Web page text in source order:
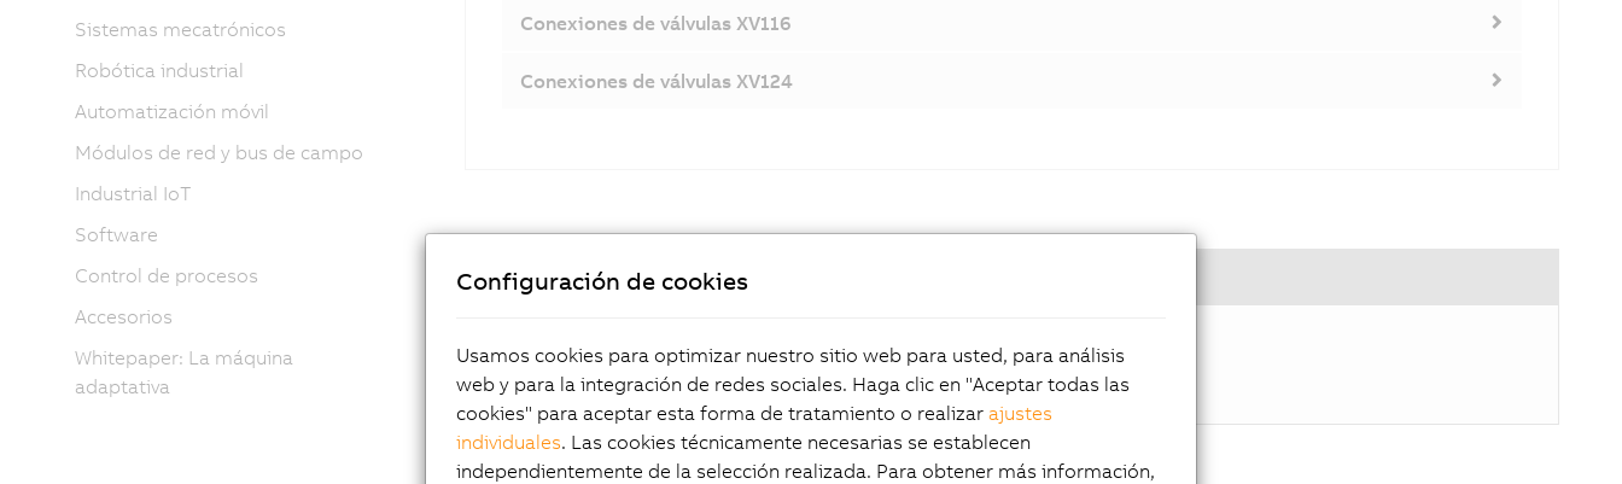
Conexiones de válvulas XV116
Conexiones de válvulas XV124
Documentación
Manual de usuario de Compact E/S
Sistemas mecatrónicos
Robótica industrial
Automatización móvil
Módulos de red y bus de campo
Industrial IoT
Software
Control de procesos
Accesorios
Whitepaper: La máquina
adaptativa
Configuración de cookies
Usamos cookies para optimizar nuestro sitio web para usted, para análisis
web y para la integración de redes sociales. Haga clic en "Aceptar todas las
cookies" para aceptar esta forma de tratamiento o realizar ajustes
individuales. Las cookies técnicamente necesarias se establecen
independientemente de la selección realizada. Para obtener más información,